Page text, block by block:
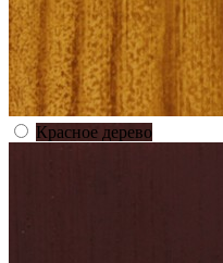
Красное дерево